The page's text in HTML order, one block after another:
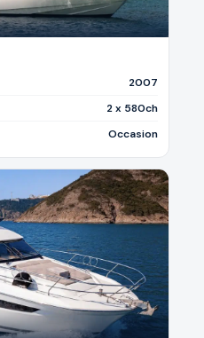
2007
2 x 580ch
Occasion